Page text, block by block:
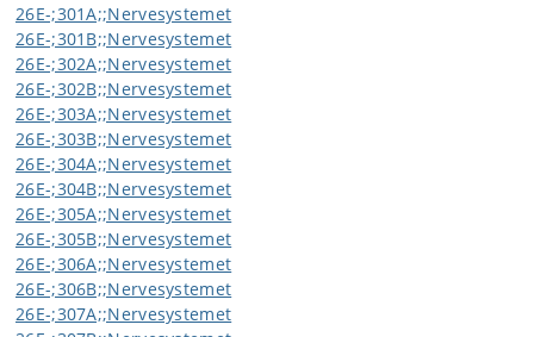
26E-;301A;;Nervesystemet
26E-;301B;;Nervesystemet
26E-;302A;;Nervesystemet
26E-;302B;;Nervesystemet
26E-;303A;;Nervesystemet
26E-;303B;;Nervesystemet
26E-;304A;;Nervesystemet
26E-;304B;;Nervesystemet
26E-;305A;;Nervesystemet
26E-;305B;;Nervesystemet
26E-;306A;;Nervesystemet
26E-;306B;;Nervesystemet
26E-;307A;;Nervesystemet